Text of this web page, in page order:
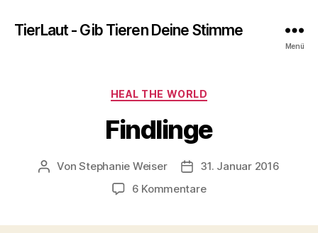
TierLaut - Gib Tieren Deine Stimme
Menü
Kategorien
HEAL THE WORLD
Findlinge
Beitragsautor
VonStephanie Weiser Beitragsdatum
31. Januar 2016
6 Kommentarezu